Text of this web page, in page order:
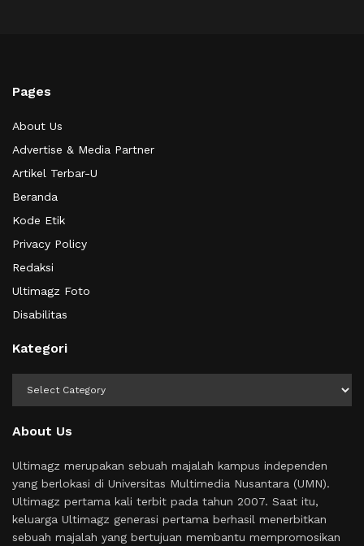
Pages
About Us
Advertise & Media Partner
Artikel Terbar-U
Beranda
Kode Etik
Privacy Policy
Redaksi
Ultimagz Foto
Disabilitas
Kategori
About Us
Ultimagz merupakan sebuah majalah kampus independen
yang berlokasi di Universitas Multimedia Nusantara (UMN).
Ultimagz pertama kali terbit pada tahun 2007. Saat itu,
keluarga Ultimagz generasi pertama berhasil menerbitkan
sebuah majalah yang bertujuan membantu mempromosikan